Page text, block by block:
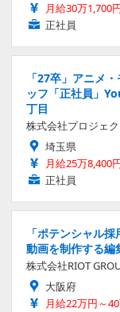
月給30万1,700
正社員
「27卒」アニメ
ッフ「正社員」
丁目
株式会社プロジェ
埼玉県
月給25万8,400
正社員
「ポテンシャル
動画を制作する編
株式会社RIOT
大阪府
月給22万円～